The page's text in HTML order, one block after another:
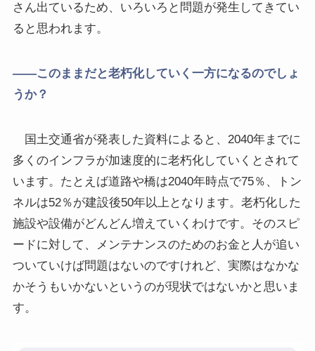
さん出ているため、いろいろと問題が発生してきてい
ると思われます。
――このままだと老朽化していく一方になるのでしょ
うか？
国土交通省が発表した資料によると、2040年までに
多くのインフラが加速度的に老朽化していくとされて
います。たとえば道路や橋は2040年時点で75％、トン
ネルは52％が建設後50年以上となります。老朽化した
施設や設備がどんどん増えていくわけです。そのスピ
ードに対して、メンテナンスのためのお金と人が追い
ついていけば問題はないのですけれど、実際はなかな
かそうもいかないというのが現状ではないかと思いま
す。